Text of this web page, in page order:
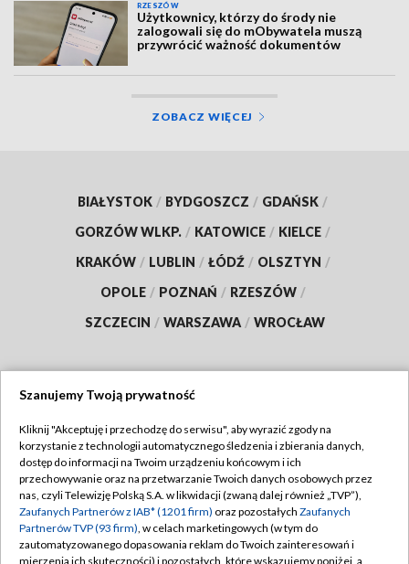
RZESZÓW
Użytkownicy, którzy do środy nie
zalogowali się do mObywatela muszą
przywrócić ważność dokumentów
ZOBACZ WIĘCEJ
BIAŁYSTOK / BYDGOSZCZ / GDAŃSK /
GORZÓW WLKP. / KATOWICE / KIELCE /
KRAKÓW / LUBLIN / ŁÓDŹ / OLSZTYN /
OPOLE / POZNAŃ / RZESZÓW /
SZCZECIN / WARSZAWA / WROCŁAW
TVP
Abonament TVP
Emisja w TVP
Centrum informacji TVP
Regulamin TVP
Polityka prywatności
Moje zgody
Szanujemy Twoją prywatność
Kliknij "Akceptuję i przechodzę do serwisu", aby wyrazić zgody na
korzystanie z technologii automatycznego śledzenia i zbierania danych,
dostęp do informacji na Twoim urządzeniu końcowym i ich
przechowywanie oraz na przetwarzanie Twoich danych osobowych przez
nas, czyli Telewizję Polską S.A. w likwidacji (zwaną dalej również „TVP”),
Zaufanych Partnerów z IAB* (1201 firm) oraz pozostałych Zaufanych
Partnerów TVP (93 firm), w celach marketingowych (w tym do
zautomatyzowanego dopasowania reklam do Twoich zainteresowań i
mierzenia ich skuteczności) i pozostałych, które wskazujemy poniżej, a